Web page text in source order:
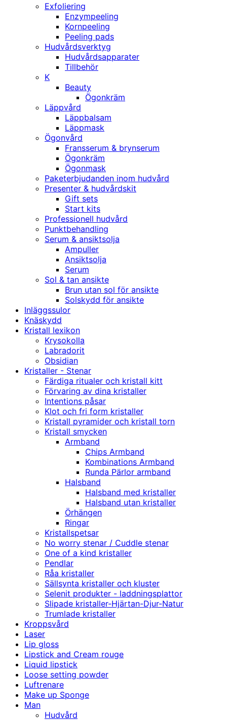
Exfoliering
Enzympeeling
Kornpeeling
Peeling pads
Hudvårdsverktyg
Hudvårdsapparater
Tillbehör
K
Beauty
Ögonkräm
Läppvård
Läppbalsam
Läppmask
Ögonvård
Fransserum & brynserum
Ögonkräm
Ögonmask
Paketerbjudanden inom hudvård
Presenter & hudvårdskit
Gift sets
Start kits
Professionell hudvård
Punktbehandling
Serum & ansiktsolja
Ampuller
Ansiktsolja
Serum
Sol & tan ansikte
Brun utan sol för ansikte
Solskydd för ansikte
Inläggssulor
Knäskydd
Kristall lexikon
Krysokolla
Labradorit
Obsidian
Kristaller - Stenar
Färdiga ritualer och kristall kitt
Förvaring av dina kristaller
Intentions påsar
Klot och fri form kristaller
Kristall pyramider och kristall torn
Kristall smycken
Armband
Chips Armband
Kombinations Armband
Runda Pärlor armband
Halsband
Halsband med kristaller
Halsband utan kristaller
Örhängen
Ringar
Kristallspetsar
No worry stenar / Cuddle stenar
One of a kind kristaller
Pendlar
Råa kristaller
Sällsynta kristaller och kluster
Selenit produkter - laddningsplattor
Slipade kristaller-Hjärtan-Djur-Natur
Trumlade kristaller
Kroppsvård
Laser
Lip gloss
Lipstick and Cream rouge
Liquid lipstick
Loose setting powder
Luftrenare
Make up Sponge
Man
Hudvård